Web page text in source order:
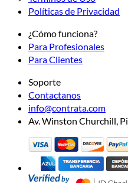
Políticas de Privacidad
¿Cómo funciona?
Para Profesionales
Para Clientes
Soporte
Contactanos
info@contrata.com
Av. Winston Churchill,